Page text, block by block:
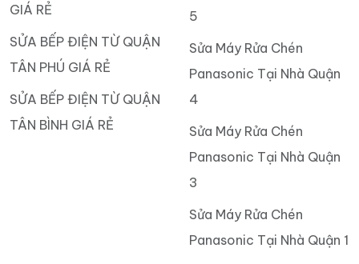
GIÁ RẺ
SỬA BẾP ĐIỆN TỪ QUẬN
TÂN PHÚ GIÁ RẺ
SỬA BẾP ĐIỆN TỪ QUẬN
TÂN BÌNH GIÁ RẺ
5
Sửa Máy Rửa Chén
Panasonic Tại Nhà Quận
4
Sửa Máy Rửa Chén
Panasonic Tại Nhà Quận
3
Sửa Máy Rửa Chén
Panasonic Tại Nhà Quận 1